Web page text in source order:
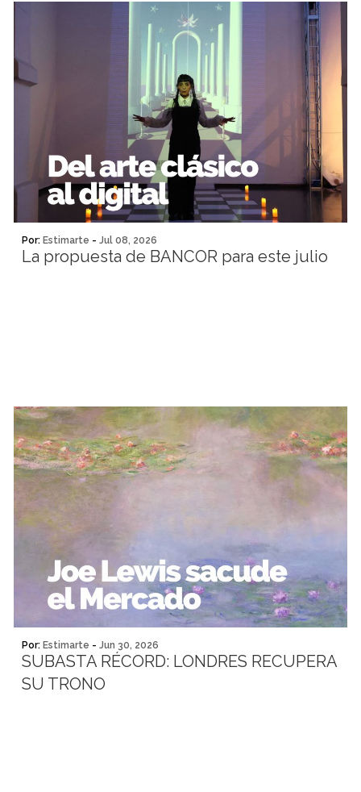
Por: Estimarte - Jul 08, 2026
La propuesta de BANCOR para este julio
Por: Estimarte - Jun 30, 2026
SUBASTA RÉCORD: LONDRES RECUPERA
SU TRONO